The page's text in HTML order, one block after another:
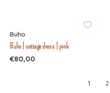
Buho
Buho | cottage dress | pink
€80,00
1 2